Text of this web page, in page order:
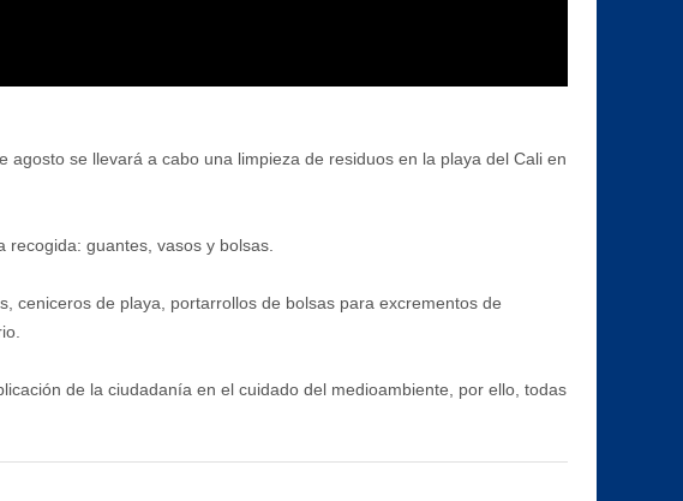
se llevará a cabo una limpieza de residuos en la playa del Cali en
guantes, vasos y bolsas.
ceniceros de playa, portarrollos de bolsas para excrementos de
de la ciudadanía en el cuidado del medioambiente, por ello, todas